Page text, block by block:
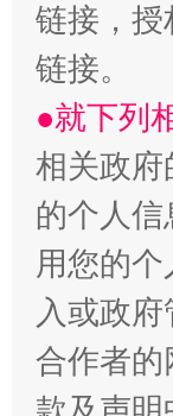
受贿1.44
链接，授
链接。
●就下列
相关政府
的个人信
用您的
入或政
合作者的